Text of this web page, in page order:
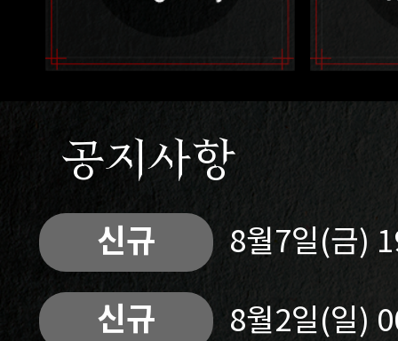
공지사항
신규 8월7일(금)
신규 8월2일(일)